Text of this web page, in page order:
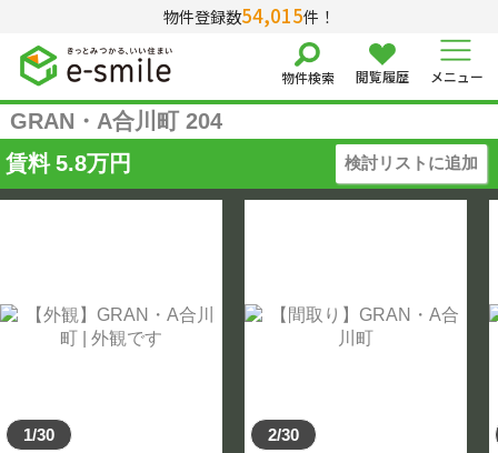
物件登録数54,015件！
物件検索 閲覧履歴 メニュー
GRAN・A合川町 204
賃料 5.8万円 検討リストに追加
1/30 2/30